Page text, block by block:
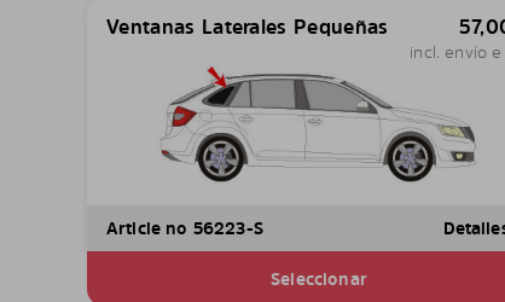
Ventanas Laterales Pequeñas
incl. envío e
Article no 56223-S
Seleccionar